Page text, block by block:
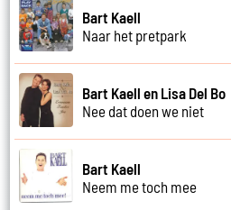
Bart Kaell
Naar het pretpark
Bart Kaell en Lisa Del Bo
Nee dat doen we niet
Bart Kaell
Neem me toch mee